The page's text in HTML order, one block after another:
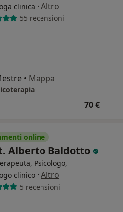
clinica · Altro
55 recensioni
• Mappa
70 €
online
Alberto Baldotto
Psicologo,
clinico · Altro
5 recensioni